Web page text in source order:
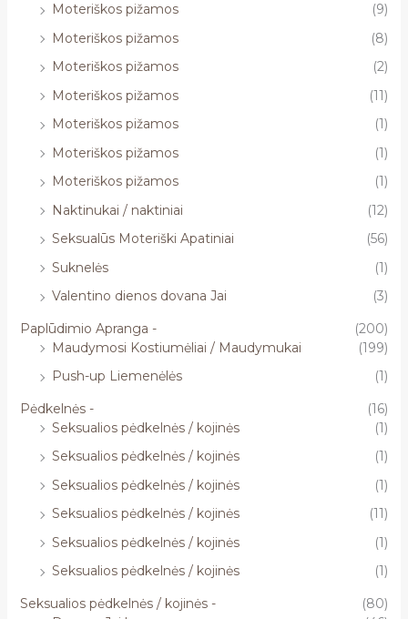
Moteriškos pižamos
(9)
Moteriškos pižamos
(8)
Moteriškos pižamos
(2)
Moteriškos pižamos
(11)
Moteriškos pižamos
(1)
Moteriškos pižamos
(1)
Moteriškos pižamos
(1)
Naktinukai / naktiniai
(12)
Seksualūs Moteriški Apatiniai
(56)
Suknelės
(1)
Valentino dienos dovana Jai
(3)
Paplūdimio Apranga -
(200)
Maudymosi Kostiumėliai / Maudymukai
(199)
Push-up Liemenėlės
(1)
Pėdkelnės -
(16)
Seksualios pėdkelnės / kojinės
(1)
Seksualios pėdkelnės / kojinės
(1)
Seksualios pėdkelnės / kojinės
(1)
Seksualios pėdkelnės / kojinės
(11)
Seksualios pėdkelnės / kojinės
(1)
Seksualios pėdkelnės / kojinės
(1)
Seksualios pėdkelnės / kojinės -
(80)